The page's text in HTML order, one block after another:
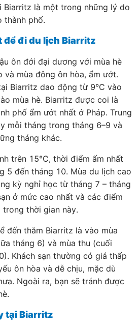
Biarritz là một trong những lý do
thành phố.
để đi du lịch Biarritz
ôn đới đại dương với mùa hè
và mùa đông ôn hòa, ẩm ướt.
Biarritz dao động từ 9°C vào
mùa hè. Biarritz được coi là
phố ẩm ướt nhất ở Pháp. Trung
mỗi tháng trong tháng 6–9 và
tháng khác.
trên 15°C, thời điểm ấm nhất
5 đến tháng 10. Mùa du lịch cao
kỳ nghỉ học từ tháng 7 – tháng
ở mức cao nhất và các điểm
thời gian này.
đến thăm Biarritz là vào mùa
tháng 6) và mùa thu (cuối
Khách sạn thường có giá thấp
ôn hòa và dễ chịu, mặc dù
Ngoài ra, bạn sẽ tránh được
tại Biarritz